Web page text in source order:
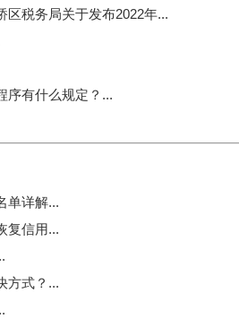
区税务局关于发布2022年...
序有什么规定？...
单详解...
复信用...
方式？...